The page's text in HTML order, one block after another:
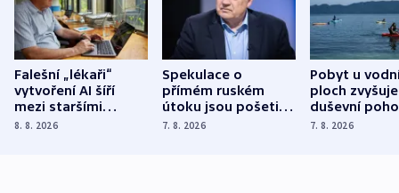
Falešní „lékaři“
vytvoření AI šíří
mezi staršími
Poláky nebezpečné
8. 8. 2026
Spekulace o
přímém ruském
útoku jsou pošetilé,
míní estonský
7. 8. 2026
Pobyt u
ploch zvyšuje
duševní
ukázala
7. 8. 2026